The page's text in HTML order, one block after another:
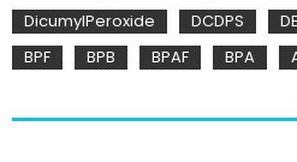
DicumylPeroxide
DCDPS
BPF
BPB BPAF BPA